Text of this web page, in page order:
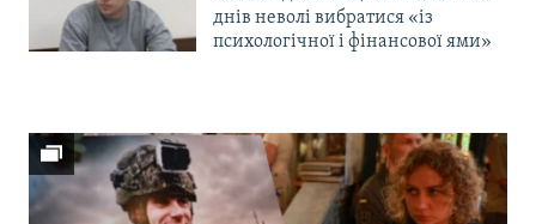
днів неволі вибратися «із
психологічної і фінансової ями»